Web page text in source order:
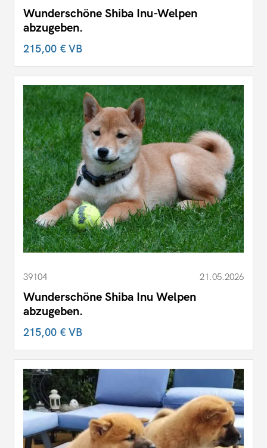
Wunderschöne Shiba Inu-Welpen
abzugeben.
215,00 €VB
39104 21.05.2026
Wunderschöne Shiba Inu Welpen
abzugeben.
215,00 €VB